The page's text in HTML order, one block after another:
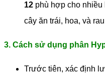
12 phù hợp cho nhiều
cây ăn trái, hoa, và
3. Cách sử dụng phân
Trước tiên, xác định